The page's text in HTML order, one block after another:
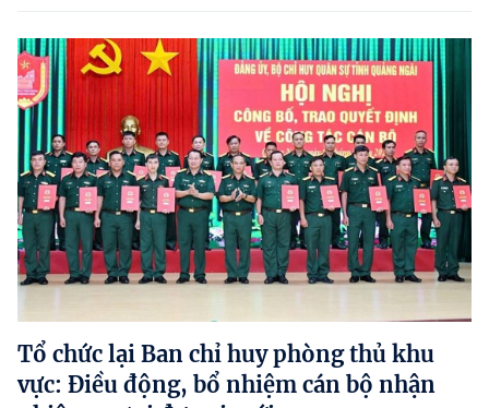
Tổ chức lại Ban chỉ huy phòng thủ khu
vực: Điều động, bổ nhiệm cán bộ nhận